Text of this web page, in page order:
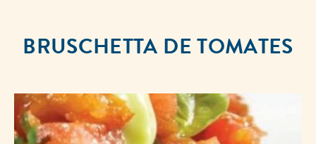
BRUSCHETTA DE TOMATES